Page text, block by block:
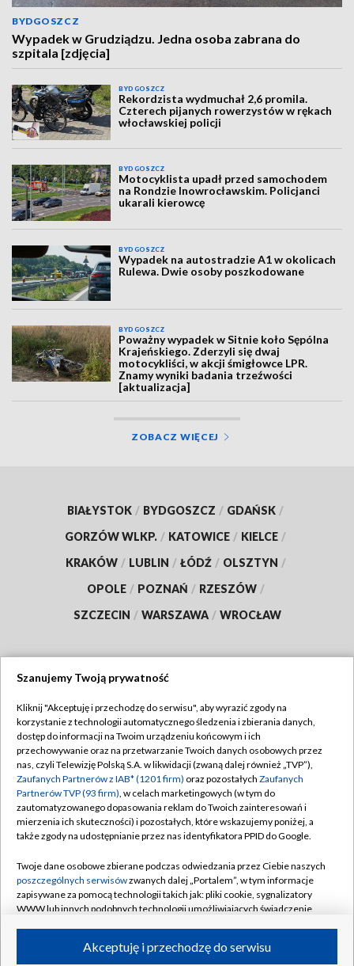
BYDGOSZCZ
Wypadek w Grudziądzu. Jedna osoba zabrana do
szpitala [zdjęcia]
BYDGOSZCZ
Rekordzista wydmuchał 2,6 promila.
Czterech pijanych rowerzystów w rękach
włocławskiej policji
BYDGOSZCZ
Motocyklista upadł przed samochodem
na Rondzie Inowrocławskim. Policjanci
ukarali kierowcę
BYDGOSZCZ
Wypadek na autostradzie A1 w okolicach
Rulewa. Dwie osoby poszkodowane
BYDGOSZCZ
Poważny wypadek w Sitnie koło Sępólna
Krajeńskiego. Zderzyli się dwaj
motocykliści, w akcji śmigłowce LPR.
Znamy wyniki badania trzeźwości
[aktualizacja]
ZOBACZ WIĘCEJ
BIAŁYSTOK / BYDGOSZCZ / GDAŃSK /
GORZÓW WLKP. / KATOWICE / KIELCE /
KRAKÓW / LUBLIN / ŁÓDŹ / OLSZTYN /
OPOLE / POZNAŃ / RZESZÓW /
SZCZECIN / WARSZAWA / WROCŁAW
TVP
Abonament TVP
Emisja w TVP
Centrum informacji TVP
Naziemna Telewizja Cyfrowa
Rada Programowa
System NOS
Informacje o nadawcy
Program dla prasy
Regulamin TVP
Polityka prywatności
Moje zgody
Pomoc
Kontakt
Kanały
Szanujemy Twoją prywatność
Kliknij "Akceptuję i przechodzę do serwisu", aby wyrazić zgody na
korzystanie z technologii automatycznego śledzenia i zbierania danych,
dostęp do informacji na Twoim urządzeniu końcowym i ich
przechowywanie oraz na przetwarzanie Twoich danych osobowych przez
nas, czyli Telewizję Polską S.A. w likwidacji (zwaną dalej również „TVP”),
Zaufanych Partnerów z IAB* (1201 firm) oraz pozostałych Zaufanych
Partnerów TVP (93 firm), w celach marketingowych (w tym do
zautomatyzowanego dopasowania reklam do Twoich zainteresowań i
mierzenia ich skuteczności) i pozostałych, które wskazujemy poniżej, a
także zgody na udostępnianie przez nas identyfikatora PPID do Google.
Twoje dane osobowe zbierane podczas odwiedzania przez Ciebie naszych
poszczególnych serwisówzwanych dalej „Portalem”, w tym informacje
zapisywane za pomocą technologii takich jak: pliki cookie, sygnalizatory
WWW lub innych podobnych technologii umożliwiających świadczenie
ruchu w Internecie.Akceptuję i przechodzę do serwisu